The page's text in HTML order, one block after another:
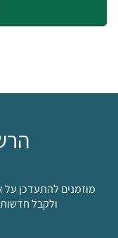
מוזמנים להתעדכן על
ולקבל